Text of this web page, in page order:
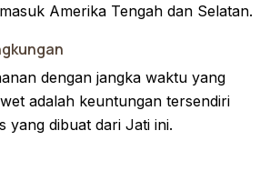
Amerika Tengah dan Selatan.
dengan jangka waktu yang
adalah keuntungan tersendiri
yang dibuat dari Jati ini.